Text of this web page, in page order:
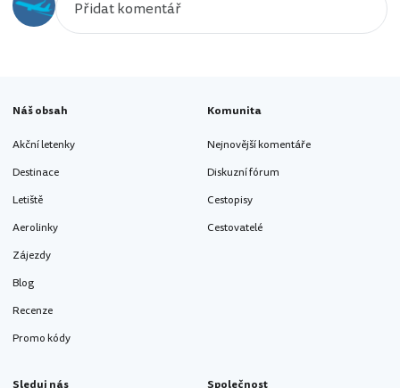
Náš obsah
Akční letenky
Destinace
Letiště
Aerolinky
Zájezdy
Blog
Recenze
Promo kódy
Komunita
Nejnovější komentáře
Diskuzní fórum
Cestopisy
Cestovatelé